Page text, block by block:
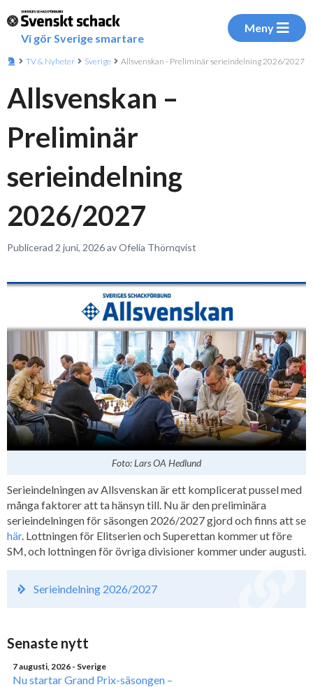
Vi gör Sverige smartare
Meny
TV & Nyheter Sverige Allsvenskan - Preliminär serieindelning 2026/2027
Allsvenskan –
Preliminär
serieindelning
2026/2027
Publicerad 2 juni, 2026 av Ofelia Thörnqvist
Foto: Lars OA Hedlund
Serieindelningen av Allsvenskan är ett komplicerat pussel med
många faktorer att ta hänsyn till. Nu är den preliminära
serieindelningen för säsongen 2026/2027 gjord och finns att se
här. Lottningen för Elitserien och Superettan kommer ut före
SM, och lottningen för övriga divisioner kommer under augusti.
Serieindelning 2026/2027
Senaste nytt
7 augusti, 2026 - Sverige
Nu startar Grand Prix-säsongen –